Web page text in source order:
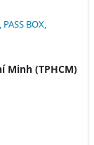
BOX,
Minh (TPHCM)